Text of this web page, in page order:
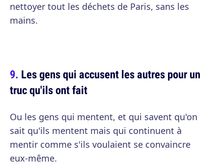
nettoyer tout les déchets de Paris, sans les
mains.
Les gens qui accusent les autres pour un
truc qu'ils ont fait
Ou les gens qui mentent, et qui savent qu'on
sait qu'ils mentent mais qui continuent à
mentir comme s'ils voulaient se convaincre
eux-même.